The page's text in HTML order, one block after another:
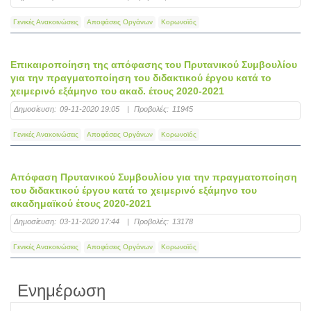
Γενικές Ανακοινώσεις Αποφάσεις Οργάνων Κορωνοϊός
Επικαιροποίηση της απόφασης του Πρυτανικού Συμβουλίου
για την πραγματοποίηση του διδακτικού έργου κατά το
χειμερινό εξάμηνο του ακαδ. έτους 2020-2021
Δημοσίευση: 09-11-2020 19:05 | Προβολές: 11945
Γενικές Ανακοινώσεις Αποφάσεις Οργάνων Κορωνοϊός
Απόφαση Πρυτανικού Συμβουλίου για την πραγματοποίηση
του διδακτικού έργου κατά το χειμερινό εξάμηνο του
ακαδημαϊκού έτους 2020-2021
Δημοσίευση: 03-11-2020 17:44 | Προβολές: 13178
Γενικές Ανακοινώσεις Αποφάσεις Οργάνων Κορωνοϊός
Ενημέρωση